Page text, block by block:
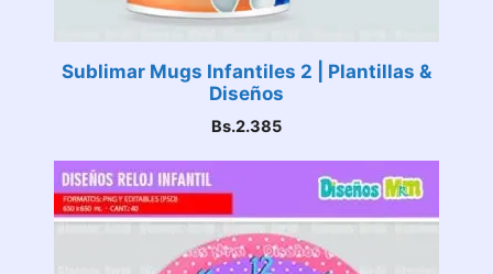
Sublimar Mugs Infantiles 2 | Plantillas &
Diseños
Bs.2.385